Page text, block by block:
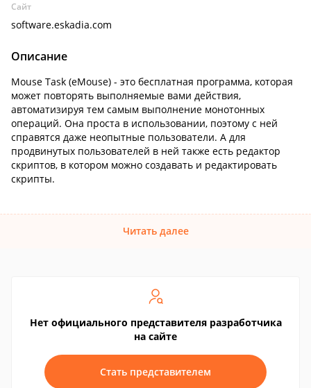
Сайт
software.eskadia.com
Описание
Mouse Task (eMouse) - это бесплатная программа, которая
может повторять выполняемые вами действия,
автоматизируя тем самым выполнение монотонных
операций. Она проста в использовании, поэтому с ней
справятся даже неопытные пользователи. А для
продвинутых пользователей в ней также есть редактор
скриптов, в котором можно создавать и редактировать
скрипты.
Читать далее
Нет официального представителя разработчика
на сайте
Стать представителем